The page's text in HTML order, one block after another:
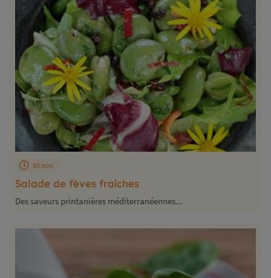
Salade de fèves fraîches
60 min
Des saveurs printanières méditerranéennes...